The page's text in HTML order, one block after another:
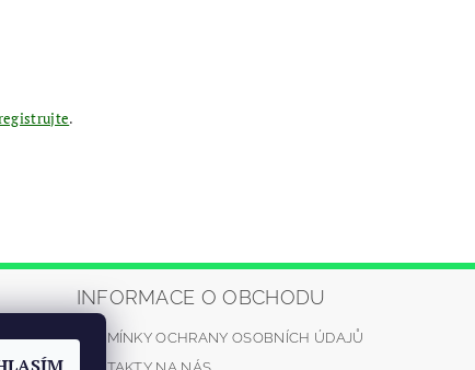
.
INFORMACE O OBCHODU
PODMÍNKY OCHRANY OSOBNÍCH ÚDAJŮ